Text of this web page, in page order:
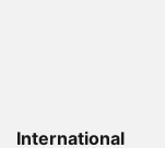
International